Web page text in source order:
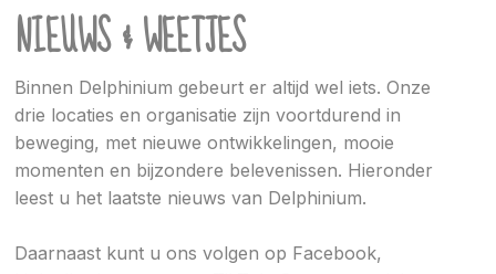
NIEUWS & WEETJES
Binnen Delphinium gebeurt er altijd wel iets. Onze
drie locaties en organisatie zijn voortdurend in
beweging, met nieuwe ontwikkelingen, mooie
momenten en bijzondere belevenissen. Hieronder
leest u het laatste nieuws van Delphinium.
Daarnaast kunt u ons volgen op Facebook,